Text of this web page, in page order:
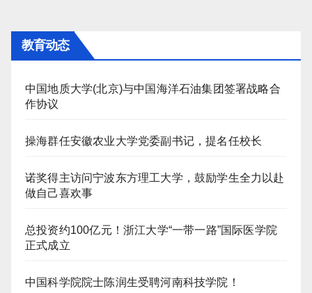
教育动态
中国地质大学(北京)与中国海洋石油集团签署战略合
作协议
操海群任安徽农业大学党委副书记，提名任校长
诺奖得主访问宁波东方理工大学，鼓励学生全力以赴
做自己喜欢事
总投资约100亿元！浙江大学“一带一路”国际医学院
正式成立
中国科学院院士陈润生受聘河南科技学院！